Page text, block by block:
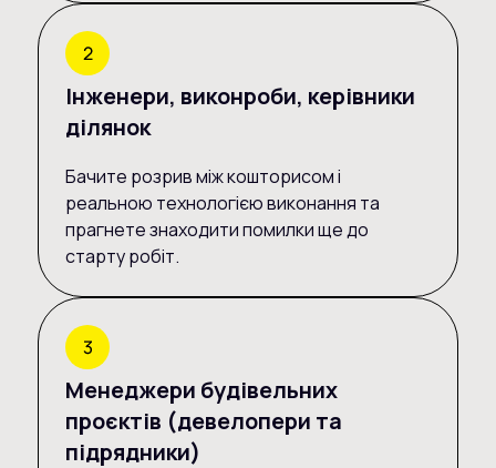
Інженери, виконроби, керівники
ділянок
Бачите розрив між кошторисом і
реальною технологією виконання та
прагнете знаходити помилки ще до
старту робіт.
Менеджери будівельних
проєктів (девелопери та
підрядники)